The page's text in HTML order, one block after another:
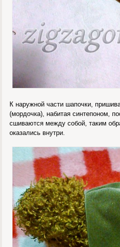
К наружной части шапочки,
(мордочка), набитая синтепоном,
сшиваются между собой, таким
оказались внутри.